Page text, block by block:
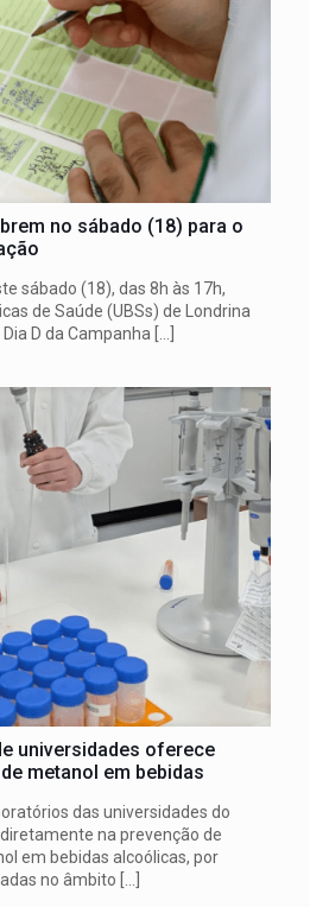
no sábado (18) para o
sábado (18), das 8h às 17h,
de Saúde (UBSs) de Londrina
D da Campanha […]
universidades oferece
metanol em bebidas
das universidades do
na prevenção de
em bebidas alcoólicas, por
no âmbito